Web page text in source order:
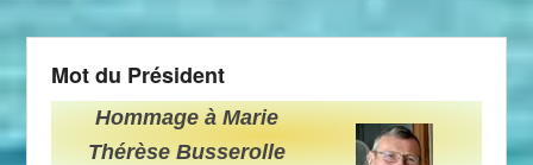
Mot du Président
Hommage à Marie
Thérèse Busserolle